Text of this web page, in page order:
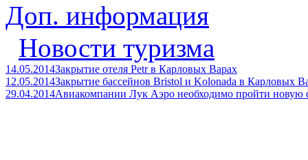
Доп. информация
Новости туризма
14.05.2014Закрытие отеля Petr в Карловых Варах
12.05.2014Закрытие бассейнов Bristol и Kolonada в Карловых
29.04.2014Авиакомпании Лук Аэро необходимо пройти новую